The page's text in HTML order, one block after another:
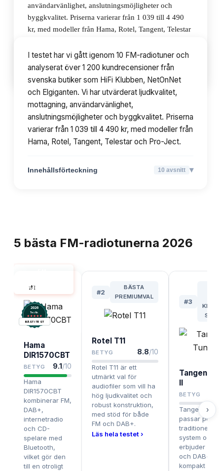
användarvänlighet, anslutningsmöjligheter och
byggkvalitet. Priserna varierar från 1 039 till 4 490
kr, med modeller från Hama, Rotel, Tangent, Telestar
Innehållsförteckning 10avsnitt
I testet har vi gått igenom 10 FM-radiotuner och
analyserat över 1 200 kundrecensioner från
svenska butiker som HiFi Klubben, NetOnNet
och Elgiganten. Vi har utvärderat ljudkvalitet,
mottagning, användarvänlighet,
anslutningsmöjligheter och byggkvalitet. Priserna
varierar från 1 039 till 4 490 kr, med modeller från
Hama, Rotel, Tangent, Telestar och Pro-Ject.
Innehållsförteckning 10 avsnitt ▾
5 bästa FM-radiotunerna 2026
BÄST I TEST
#1
2026
Testix.
BÄST I TEST
Hama
DIR1570CBT
BETYG 9.1/10
Hama
DIR1570CBT
kombinerar FM,
DAB+,
internetradio
och CD-
spelare med
Bluetooth,
vilket gör den
till en otroligt
#2
BÄSTA
PREMIUMVAL
Rotel T11
BETYG 8.8/10
Rotel T11 är ett
utmärkt val för
audiofiler som vill ha
hög ljudkvalitet och
robust konstruktion,
med stöd för både
FM och DAB+.
Läs hela testet ›
#3
Tangent
II
BETYG
Tangent
passar
traditionella
system och
erbjuder
och DAB+ i
kompakt
›